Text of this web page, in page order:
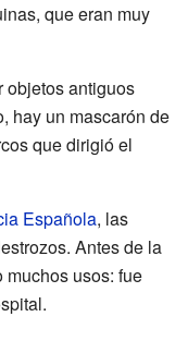
que eran muy
objetos antiguos
hay un mascarón de
que dirigió el
Española, las
Antes de la
muchos usos: fue